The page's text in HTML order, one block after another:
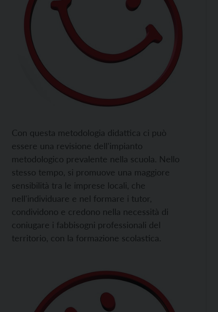
Con questa metodologia didattica ci può
essere una revisione dell'impianto
metodologico prevalente nella scuola. Nello
stesso tempo, si promuove una maggiore
sensibilità tra le imprese locali, che
nell'individuare e nel formare i tutor,
condividono e credono nella necessità di
coniugare i fabbisogni professionali del
territorio, con la formazione scolastica.